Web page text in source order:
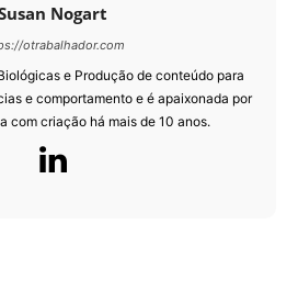
Nogart
otrabalhador.com
e Produção de conteúdo para
e comportamento e é apaixonada por
com criação há mais de 10 anos.